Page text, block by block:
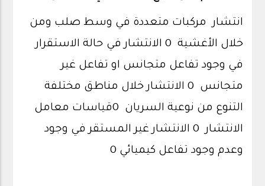
انتشار مركبات متعددة في وسط صلب ومن
خلال الأغشية 0 الانتشار في حالة الاستقرار
في وجود تفاعل متجانس او تفاعل غير
متجانس 0 الانتشار خلال مناطق مختلفة
التنوع من نوعية السريان 0قياسات معامل
الانتشار 0 الانتشار غير المستقر في وجود
وعدم وجود تفاعل كيميائي 0